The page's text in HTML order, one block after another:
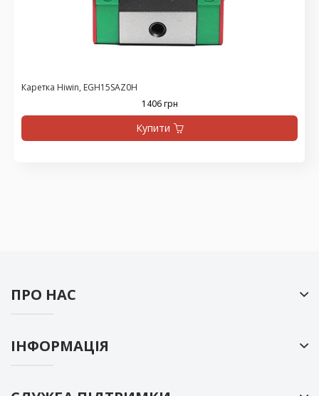
Каретка Hiwin, EGH15SAZ0H
1406 грн
Купити
ПРО НАС
ІНФОРМАЦІЯ